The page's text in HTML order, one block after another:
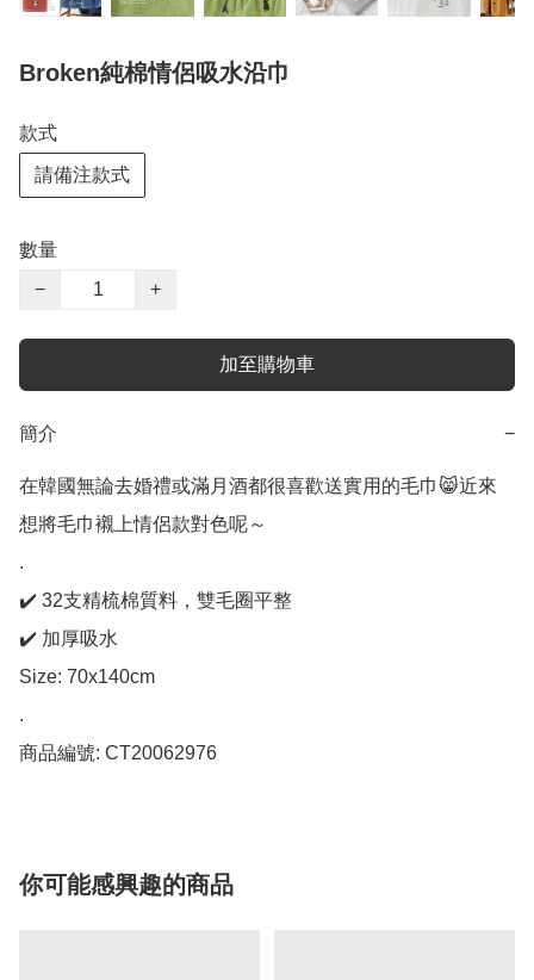
Broken純棉情侶吸水沿巾
款式
請備注款式
數量
−
+
加至購物車
簡介 −
在韓國無論去婚禮或滿月酒都很喜歡送實用的毛巾😸近來
想將毛巾襯上情侶款對色呢～
.
✔️ 32支精梳棉質料，雙毛圈平整
✔️ 加厚吸水
Size: 70x140cm
.
商品編號: CT20062976
你可能感興趣的商品